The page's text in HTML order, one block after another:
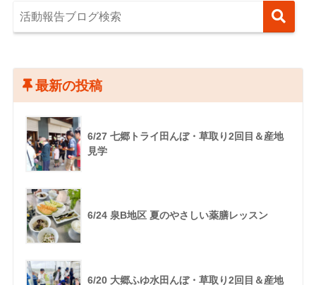
最新の投稿
6/27 七郷トライ田んぼ・草取り2回目＆産地
見学
6/24 泉B地区 夏のやさしい薬膳レッスン
6/20 大郷ふゆ水田んぼ・草取り2回目＆産地